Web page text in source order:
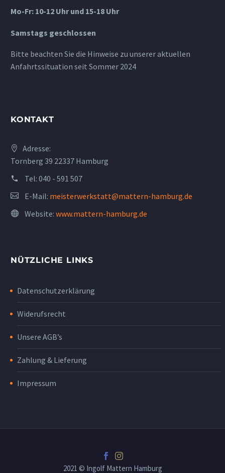
Mo-Fr: 10-12 Uhr und 15-18 Uhr
Samstags geschlossen
Bitte beachten Sie die Hinweise zu unserer aktuellen
Anfahrtssituation seit Sommer 2024
KONTAKT
Adresse:
Tornberg 39 22337 Hamburg
Tel: 040 - 591 507
E-Mail: meisterwerkstatt@mattern-hamburg.de
Website: www.mattern-hamburg.de
NÜTZLICHE LINKS
Datenschutzerklärung
Widerufsrecht
Unsere AGB’s
Zahlung & Lieferung
Impressum
2021 © Ingolf Mattern Hamburg